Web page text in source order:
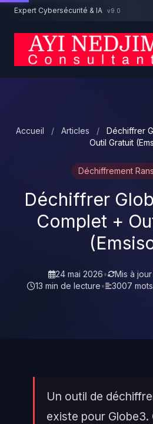
Aller au contenu principal
Expert Cybersécurité & IA v9.0
Accueil / Articles /
Déchiffrer
Outil Gratuit
Déchiffrement
Déchiffrer
Complet +
24 mai 2026• Mis à
13 min de lecture• 3007 mots
Un outil de
existe pour Globe3.
Un projet cybersécurité ?